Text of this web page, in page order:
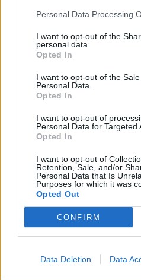
Personal Data Processing
I want to opt-out of the
personal data.
Opted In
I want to opt-out of the
Personal Data.
Opted In
I want to opt-out of
Personal Data for Targeted
Opted In
I want to opt-out of
Retention, Sale, and/or
Personal Data that Is
Purposes for which it was
Opted Out
CONFIRM
Data Deletion Data
Πρόσθεσε τοiEnergeia
στα αγαπημένα σου στη
Google
ΕΛΛΑΔΑ ΗΠΑ